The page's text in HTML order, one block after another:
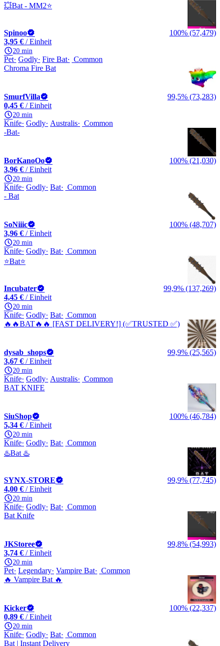
💥Bat - MM2⭐
Spinoo
100% (57,479)
3,95 € / Einheit
20 min
Pet Godly Fire Bat
Common
Chroma Fire Bat
SmurfVilla
99,5% (73,283)
0,45 € / Einheit
20 min
Knife Godly Australis
Common
-Bat-
BorKanoOo
100% (21,030)
3,96 € / Einheit
20 min
Knife Godly Bat
Common
- Bat
SoNiiic
100% (48,707)
3,96 € / Einheit
20 min
Knife Godly Bat
Common
⭐Bat⭐
Incubater
99,9% (137,269)
4,45 € / Einheit
20 min
Knife Godly Bat
Common
🔥🔥BAT🔥🔥 [FAST DELIVERY!] (✅TRUSTED ✅)
dysab_shops
99,9% (25,565)
3,67 € / Einheit
20 min
Knife Godly Australis
Common
BAT KNIFE
SiuShop
100% (46,784)
5,34 € / Einheit
20 min
Knife Godly Bat
Common
♨️Bat ♨️
SYNX-STORE
99,9% (77,745)
4,00 € / Einheit
20 min
Knife Godly Bat
Common
Bat Knife
JKStoree
99,8% (54,993)
3,74 € / Einheit
20 min
Pet Legendary Vampire Bat
Common
🔥 Vampire Bat 🔥
Kicker
100% (22,337)
0,89 € / Einheit
20 min
Knife Godly Bat
Common
Bat | Instant Delivery